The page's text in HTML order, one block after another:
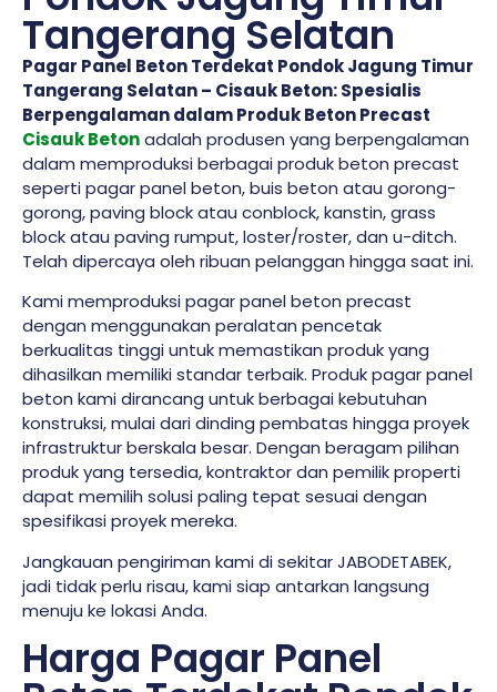
Tangerang Selatan
Pagar Panel Beton Terdekat Pondok Jagung Timur
Tangerang Selatan – Cisauk Beton: Spesialis
Berpengalaman dalam Produk Beton Precast
Cisauk Betonadalah produsen yang berpengalaman
dalam memproduksi berbagai produk beton precast
seperti pagar panel beton, buis beton atau gorong-
gorong, paving block atau conblock, kanstin, grass
block atau paving rumput, loster/roster, dan u-ditch.
Telah dipercaya oleh ribuan pelanggan hingga saat ini.
Kami memproduksi pagar panel beton precast
dengan menggunakan peralatan pencetak
berkualitas tinggi untuk memastikan produk yang
dihasilkan memiliki standar terbaik. Produk pagar panel
beton kami dirancang untuk berbagai kebutuhan
konstruksi, mulai dari dinding pembatas hingga proyek
infrastruktur berskala besar. Dengan beragam pilihan
produk yang tersedia, kontraktor dan pemilik properti
dapat memilih solusi paling tepat sesuai dengan
spesifikasi proyek mereka.
Jangkauan pengiriman kami di sekitar JABODETABEK,
jadi tidak perlu risau, kami siap antarkan langsung
menuju ke lokasi Anda.
Harga Pagar Panel